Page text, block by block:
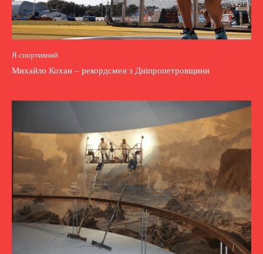
Я спортивний
Михайло Кохан – рекордсмен з Дніпропетровщини